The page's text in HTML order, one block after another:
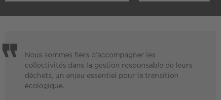
Nous sommes fiers d’accompagner les
collectivités dans la gestion responsable de leurs
déchets, un enjeu essentiel pour la transition
écologique.